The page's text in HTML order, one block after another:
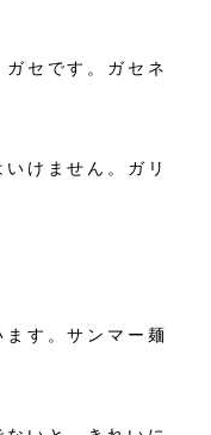
セです。ガセネ
けません。ガリ
す。サンマー麺